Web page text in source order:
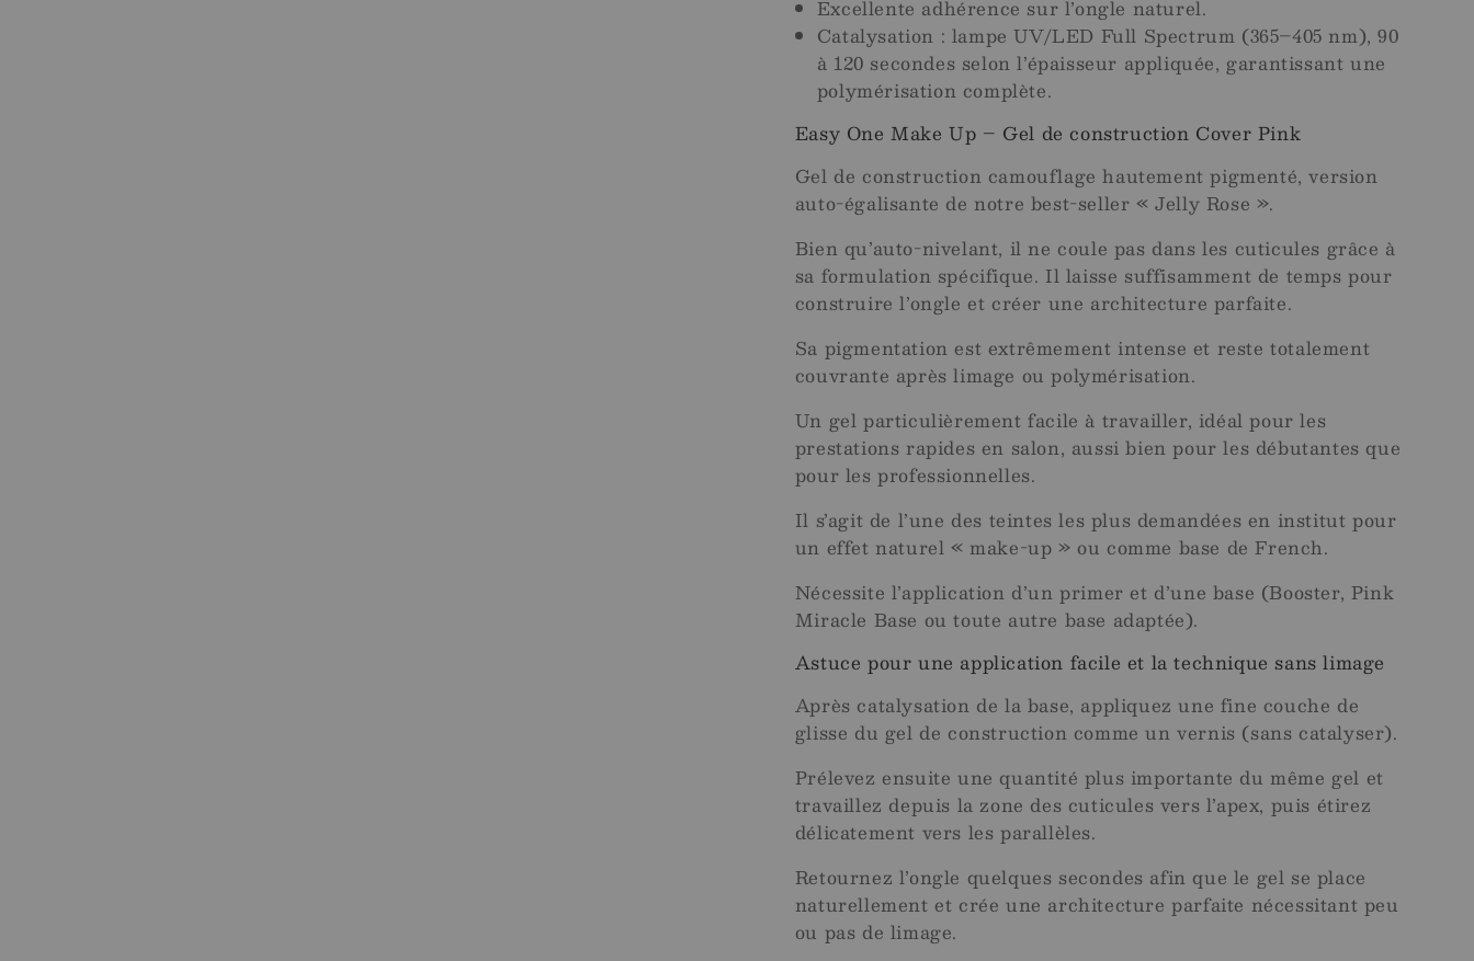
Excellente adhérence sur l’ongle naturel.
Catalysation : lampe UV/LED Full Spectrum (365–405 nm), 90
à 120 secondes selon l’épaisseur appliquée, garantissant une
polymérisation complète.
Easy One Make Up – Gel de construction Cover Pink
Gel de construction camouflage hautement pigmenté, version
auto-égalisante de notre best-seller « Jelly Rose ».
Bien qu’auto-nivelant, il ne coule pas dans les cuticules grâce à
sa formulation spécifique. Il laisse suffisamment de temps pour
construire l’ongle et créer une architecture parfaite.
Sa pigmentation est extrêmement intense et reste totalement
couvrante après limage ou polymérisation.
Un gel particulièrement facile à travailler, idéal pour les
prestations rapides en salon, aussi bien pour les débutantes que
pour les professionnelles.
Il s’agit de l’une des teintes les plus demandées en institut pour
un effet naturel « make-up » ou comme base de French.
Nécessite l’application d’un primer et d’une base (Booster, Pink
Miracle Base ou toute autre base adaptée).
Astuce pour une application facile et la technique sans limage
Après catalysation de la base, appliquez une fine couche de
glisse du gel de construction comme un vernis (sans catalyser).
Prélevez ensuite une quantité plus importante du même gel et
travaillez depuis la zone des cuticules vers l’apex, puis étirez
délicatement vers les parallèles.
Retournez l’ongle quelques secondes afin que le gel se place
naturellement et crée une architecture parfaite nécessitant peu
ou pas de limage.